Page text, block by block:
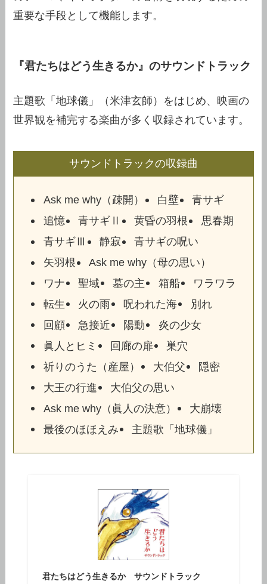
重要な手段として機能します。
『君たちはどう生きるか』のサウンドトラック
主題歌「地球儀」（米津玄師）をはじめ、映画の
世界観を補完する楽曲が多く収録されています。
サウンドトラックの収録曲
Ask me why（疎開） 白壁
青サギ
追憶
青サギⅡ 黄昏の羽根
思春期
青サギⅢ
静寂
青サギの呪い
矢羽根
Ask me why（母の思い）
ワナ
聖域 墓の主 箱船
ワラワラ
転生
火の雨 呪われた海
別れ
回顧
急接近 陽動
炎の少女
眞人とヒミ
回廊の扉
巣穴
祈りのうた（産屋）
大伯父
隠密
大王の行進
大伯父の思い
Ask me why（眞人の決意）
大崩壊
最後のほほえみ
主題歌「地球儀」
君たちはどう生きるか サウンドトラック